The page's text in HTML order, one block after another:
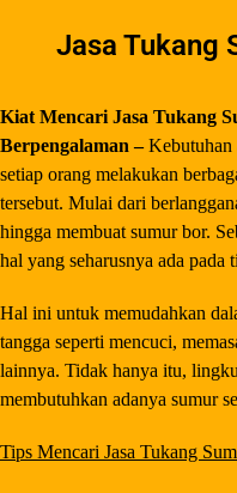
Jasa Tukang
Kiat Mencari Jasa Tukang
Berpengalaman –Kebutuhan
setiap orang melakukan
tersebut. Mulai dari
hingga membuat sumur bor.
hal yang seharusnya ada pada
Hal ini untuk memudahkan
tangga seperti mencuci,
lainnya. Tidak hanya itu,
membutuhkan adanya sumur
Tips Mencari Jasa Tukang